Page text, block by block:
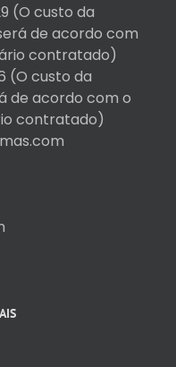
(O custo da
de acordo com
contratado)
(O custo da
de acordo com o
contratado)